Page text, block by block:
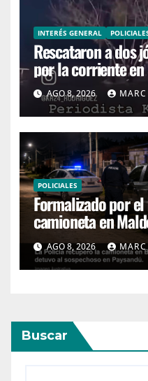
INTERÉS GENERAL
Rescataron a dos
por la corriente en
AGO 8, 2026
POLICIALES
Formalizado por
camioneta en
días de prisión
AGO 8, 2026
Buscar